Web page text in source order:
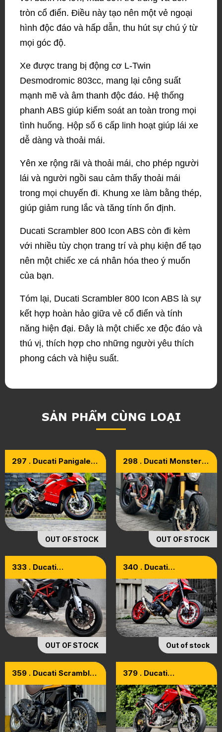
tròn cổ điển. Điều này tạo nên một vẻ ngoại
hình độc đáo và hấp dẫn, thu hút sự chú ý từ
mọi góc độ.
Xe được trang bị động cơ L-Twin
Desmodromic 803cc, mang lại công suất
mạnh mẽ và âm thanh độc đáo. Hệ thống
phanh ABS giúp kiểm soát an toàn trong mọi
tình huống. Hộp số 6 cấp linh hoạt giúp lái xe
dễ dàng và thoải mái.
Yên xe rộng rãi và thoải mái, cho phép người
lái và người ngồi sau cảm thấy thoải mái
trong mọi chuyến đi. Khung xe làm bằng thép,
giúp giảm rung lắc và tăng tính ổn định.
Ducati Scrambler 800 Icon ABS còn đi kèm
với nhiều tùy chọn trang trí và phụ kiện để tạo
nên một chiếc xe cá nhân hóa theo ý muốn
của bạn.
Tóm lại, Ducati Scrambler 800 Icon ABS là sự
kết hợp hoàn hảo giữa vẻ cổ điển và tính
năng hiện đại. Đây là một chiếc xe độc đáo và
thú vị, thích hợp cho những người yêu thích
phong cách và hiệu suất.
SẢN PHẨM CÙNG LOẠI
297 . Ducati Panigale
OUT OF STOCK
298 . Ducati Monster
Options
OUT OF STOCK
333 . Ducati
2016
OUT OF STOCK
340 . Ducati
2014 Full Options
Out of stock
359 . Ducati Scrambler
379 . Ducati
2010 Full Options